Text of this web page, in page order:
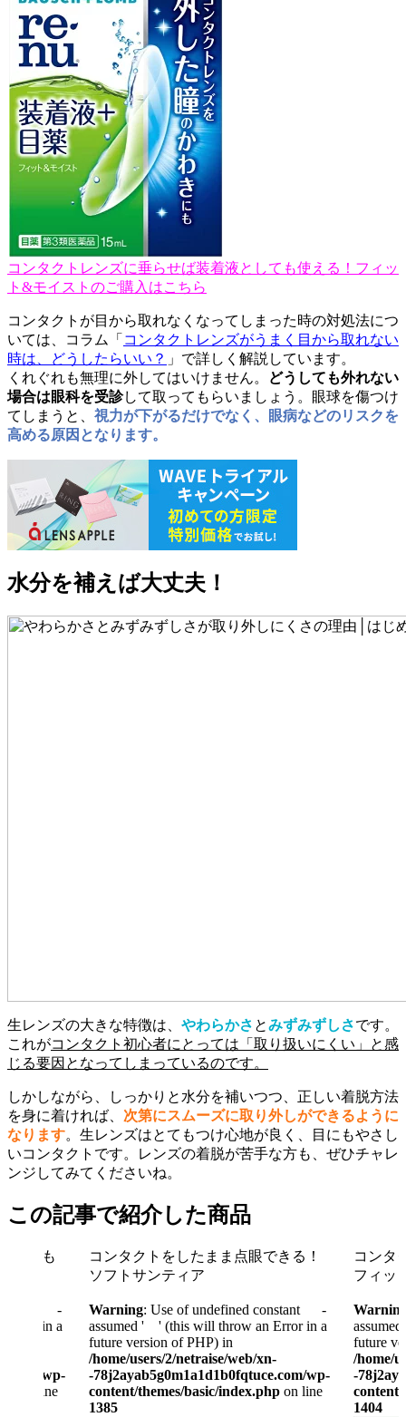
コンタクトレンズに垂らせば装着液としても使える！フィッ
ト&モイストのご購入はこちら
コンタクトが目から取れなくなってしまった時の対処法につ
いては、コラム「 コンタクトレンズがうまく目から取れない
時は、どうしたらいい？ 」で詳しく解説しています。
くれぐれも無理に外してはいけません。
どうしても外れない
場合は眼科を受診して取ってもらいましょう。眼球を傷つけ
てしまうと、 視力が下がるだけでなく、眼病などのリスクを
高める原因となります。
水分を補えば大丈夫！
生レンズの大きな特徴は、 やわらかさ とみずみずしさです。
これがコンタクト初心者にとっては「取り扱いにくい」と感
じる要因となってしまっているのです。
しかしながら、しっかりと水分を補いつつ、正しい着脱方法
を身に着ければ、 次第にスムーズに取り外しができるように
なります。生レンズはとてもつけ心地が良く、目にもやさし
いコンタクトです。レンズの着脱が苦手な方も、ぜひチャレ
ンジしてみてくださいね。
この記事で紹介した商品
しても
-
Error in a
wp-
on line
コンタクトをしたまま点眼できる！
ソフトサンティア
Warning: Use of undefined constant -
assumed ' ' (this will throw an Error in a
future version of PHP) in
/home/users/2/netraise/web/xn-
-78j2ayab5g0m1a1d1b0fqtuce.com/wp-
content/themes/basic/index.php on line
1385
コンタ
フィッ
future
/home/
-
content/
1404